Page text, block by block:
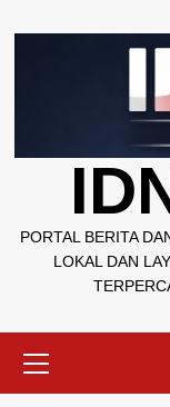
to
PORTAL BERITA
LOKAL DAN
Menu